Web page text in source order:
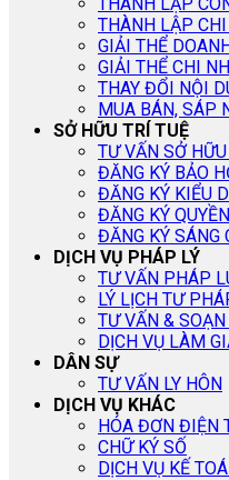
THÀNH LẬP
GIẢI THỂ
GIẢI THỂ CHI
THAY ĐỔI NỘI
MUA BÁN, SÁP
SỞ HỮU TRÍ TUỆ
TƯ VẤN SỞ
ĐĂNG KÝ BẢO
ĐĂNG KÝ KIỂU
ĐĂNG KÝ
ĐĂNG KÝ SÁNG
DỊCH VỤ PHÁP LÝ
TƯ VẤN PHÁP
LÝ LỊCH TƯ
TƯ VẤN &
DỊCH VỤ LÀM
DÂN SỰ
TƯ VẤN LY HÔN
DỊCH VỤ KHÁC
HÓA ĐƠN ĐIỆN
CHỮ KÝ SỐ
DỊCH VỤ KẾ